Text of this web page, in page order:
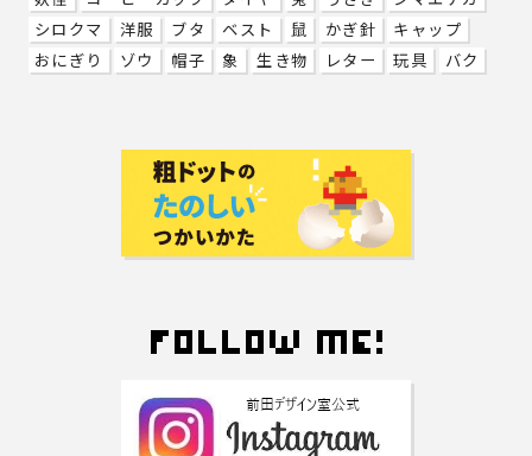
シロクマ
洋服 ブタ ベスト 鼠 かぎ針
キャップ
おにぎり
ゾウ 帽子 象 生き物 レター 玩具 バク